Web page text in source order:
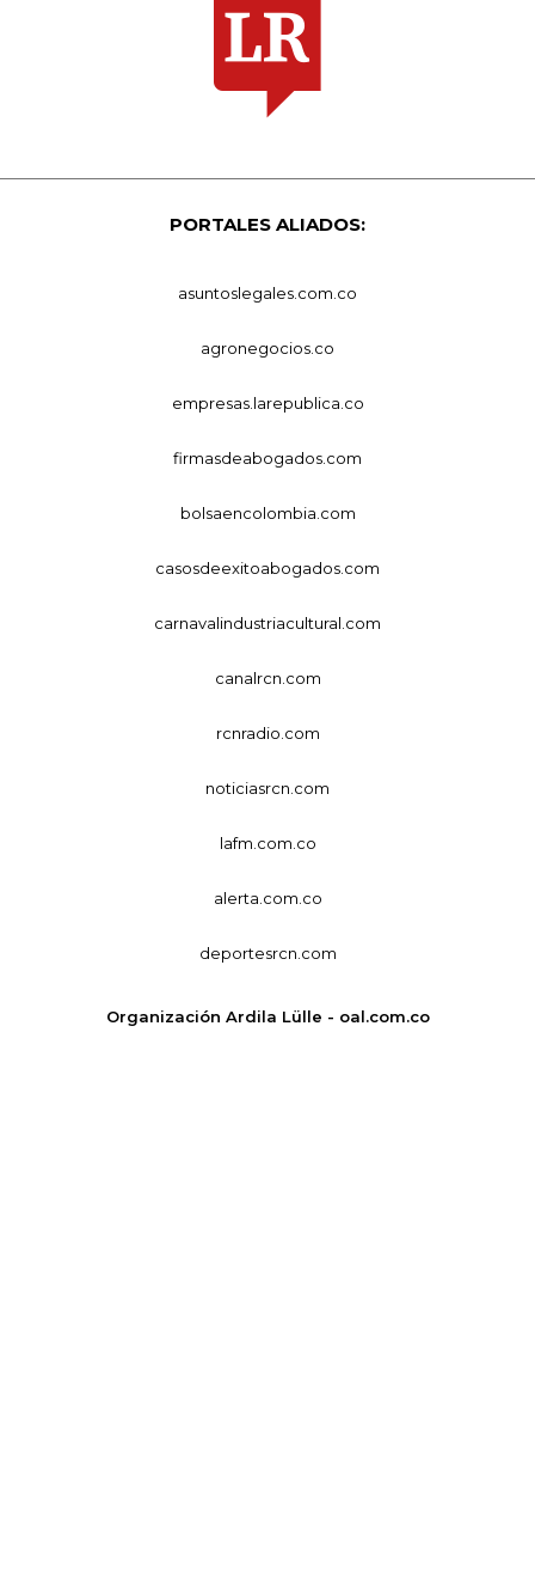
PORTALES ALIADOS:
asuntoslegales.com.co
agronegocios.co
empresas.larepublica.co
firmasdeabogados.com
bolsaencolombia.com
casosdeexitoabogados.com
carnavalindustriacultural.com
canalrcn.com
rcnradio.com
noticiasrcn.com
lafm.com.co
alerta.com.co
deportesrcn.com
Organización Ardila Lülle - oal.com.co